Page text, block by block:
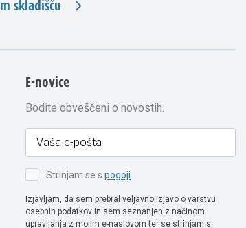
skladišču
E-novice
Bodite obveščeni o novostih.
Strinjam se s pogoji
Izjavljam, da sem prebral veljavno izjavo o varstvu
osebnih podatkov in sem seznanjen z načinom
upravljanja z mojim e-naslovom ter se strinjam s